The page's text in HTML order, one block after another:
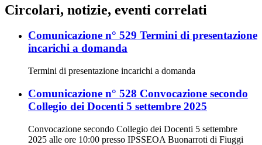
Circolari, notizie, eventi correlati
Comunicazione n° 529 Termini di presentazione
incarichi a domanda
Termini di presentazione incarichi a domanda
Comunicazione n° 528 Convocazione secondo
Collegio dei Docenti 5 settembre 2025
Convocazione secondo Collegio dei Docenti 5 settembre
2025 alle ore 10:00 presso IPSSEOA Buonarroti di Fiuggi